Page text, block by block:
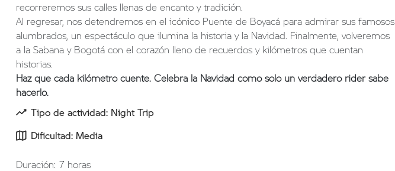
recorreremos sus calles llenas de encanto y tradición.
Al regresar, nos detendremos en el icónico Puente de Boyacá para admirar sus famosos
alumbrados, un espectáculo que ilumina la historia y la Navidad. Finalmente, volveremos
a la Sabana y Bogotá con el corazón lleno de recuerdos y kilómetros que cuentan
historias.
Haz que cada kilómetro cuente. Celebra la Navidad como solo un verdadero rider sabe
hacerlo.
Tipo de actividad: Night Trip
Dificultad: Media
Duración: 7 horas